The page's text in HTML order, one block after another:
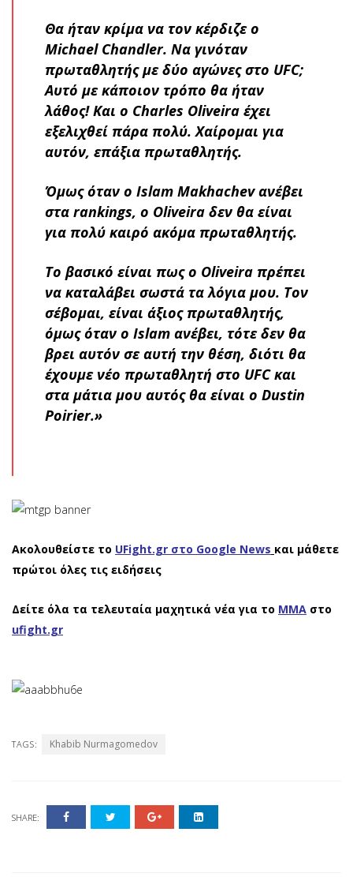
Θα ήταν κρίμα να τον κέρδιζε ο
Michael Chandler. Να γινόταν
πρωταθλητής με δύο αγώνες στο UFC;
Αυτό με κάποιον τρόπο θα ήταν
λάθος! Και ο Charles Oliveira έχει
εξελιχθεί πάρα πολύ. Χαίρομαι για
αυτόν, επάξια πρωταθλητής.
Όμως όταν ο Islam Makhachev ανέβει
στα rankings, o Oliveira δεν θα είναι
για πολύ καιρό ακόμα πρωταθλητής.
Το βασικό είναι πως ο Oliveira πρέπει
να καταλάβει σωστά τα λόγια μου. Τον
σέβομαι, είναι άξιος πρωταθλητής,
όμως όταν ο Islam ανέβει, τότε δεν θα
βρει αυτόν σε αυτή την θέση, διότι θα
έχουμε νέο πρωταθλητή στο UFC και
στα μάτια μου αυτός θα είναι ο Dustin
Poirier.»
Ακολουθείστε το UFight.gr στο Google News και μάθετε
πρώτοι όλες τις ειδήσεις
Δείτε όλα τα τελευταία μαχητικά νέα για το ΜΜΑ στο
ufight.gr
TAGS: Khabib Nurmagomedov
SHARE: